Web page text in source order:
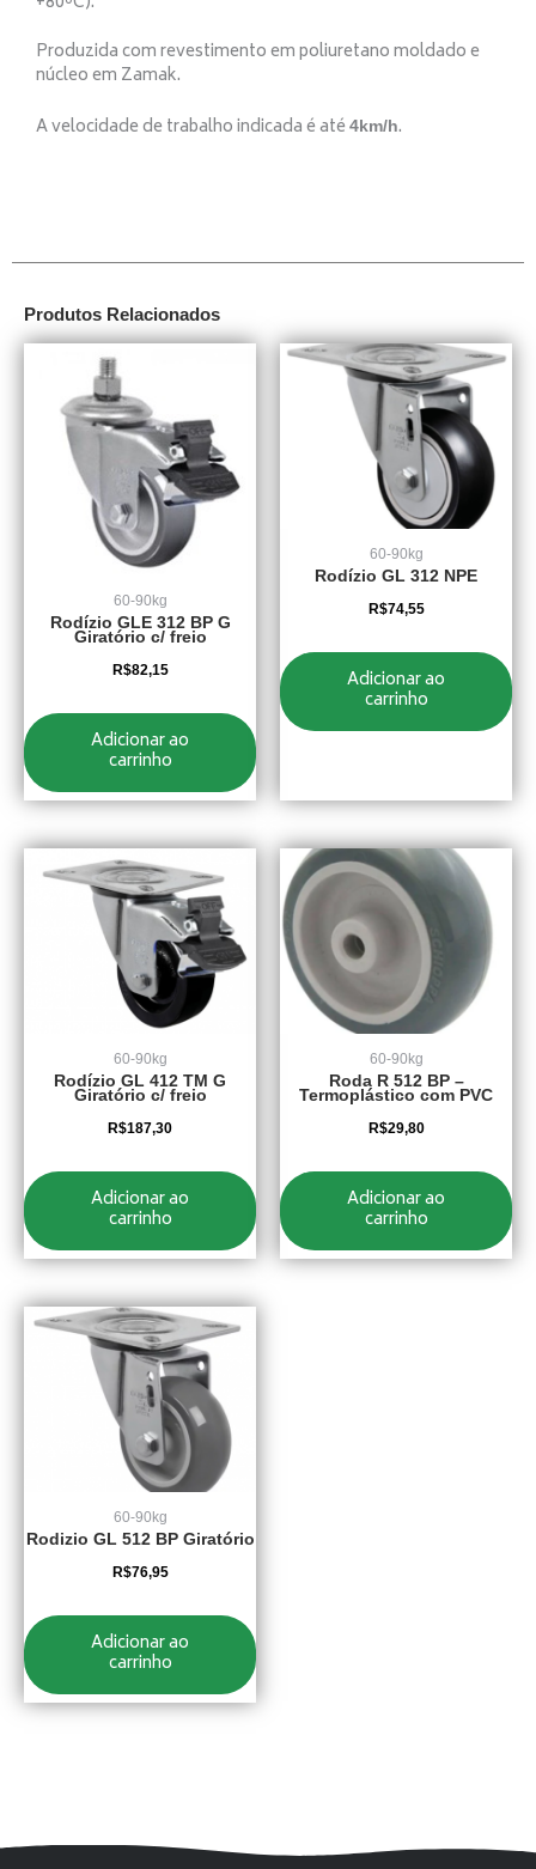
Produzida com revestimento em poliuretano moldado e
núcleo em Zamak.
A velocidade de trabalho indicada é até 4km/h.
Produtos Relacionados
60-90kg
Rodízio GLE 312 BP G
Giratório c/ freio
R$82,15
Adicionar ao
carrinho
60-90kg
Rodízio GL 312 NPE
R$74,55
Adicionar ao
carrinho
60-90kg
Rodízio GL 412 TM G
Giratório c/ freio
R$187,30
Adicionar ao
carrinho
60-90kg
Roda R 512 BP –
Termoplástico com PVC
R$29,80
Adicionar ao
carrinho
60-90kg
Rodizio GL 512 BP Giratório
R$76,95
Adicionar ao
carrinho